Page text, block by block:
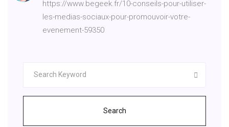
https://www.begeek.fr/10-conseils-pour-utiliser-
les-medias-sociaux-pour-promouvoir-votre-
evenement-59350
Search